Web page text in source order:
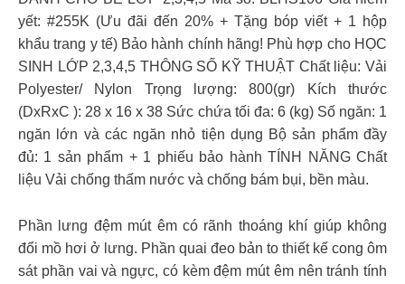
yết: #255K (Ưu đãi đến 20% + Tặng bóp viết + 1 hộp
khẩu trang y tế) Bảo hành chính hãng! Phù hợp cho HỌC
SINH LỚP 2,3,4,5 THÔNG SỐ KỸ THUẬT Chất liệu: Vải
Polyester/ Nylon Trọng lượng: 800(gr) Kích thước
(DxRxC ): 28 x 16 x 38 Sức chứa tối đa: 6 (kg) Số ngăn: 1
ngăn lớn và các ngăn nhỏ tiện dụng Bộ sản phẩm đầy
đủ: 1 sản phẩm + 1 phiếu bảo hành TÍNH NĂNG Chất
liệu Vải chống thấm nước và chống bám bụi, bền màu.
Phần lưng đệm mút êm có rãnh thoáng khí giúp không
đổi mồ hơi ở lưng. Phần quai đeo bản to thiết kế cong ôm
sát phần vai và ngực, có kèm đệm mút êm nên tránh tính